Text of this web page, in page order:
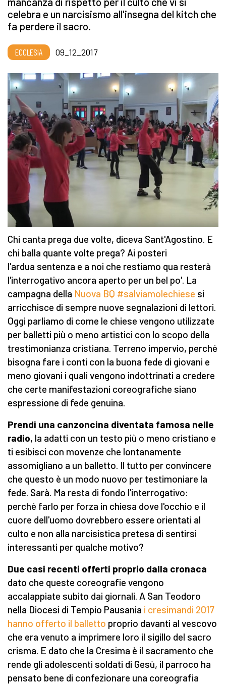
celebra e un narcisismo all'insegna del kitch che
fa perdere il sacro.
ECCLESIA 09_12_2017
Chi canta prega due volte, diceva Sant'Agostino. E
chi balla quante volte prega? Ai posteri
l'ardua sentenza e a noi che restiamo qua resterà
l'interrogativo ancora aperto per un bel po'. La
campagna della Nuova BQ #salviamolechiese si
arricchisce di sempre nuove segnalazioni di lettori.
Oggi parliamo di come le chiese vengono utilizzate
per balletti più o meno artistici con lo scopo della
trestimonianza cristiana. Terreno impervio, perché
bisogna fare i conti con la buona fede di giovani e
meno giovani i quali vengono indottrinati a credere
che certe manifestazioni coreografiche siano
espressione di fede genuina.
Prendi una canzoncina diventata famosa nelle
radio, la adatti con un testo più o meno cristiano e
ti esibisci con movenze che lontanamente
assomigliano a un balletto. Il tutto per convincere
che questo è un modo nuovo per testimoniare la
fede. Sarà. Ma resta di fondo l'interrogativo:
perché farlo per forza in chiesa dove l'occhio e il
cuore dell'uomo dovrebbero essere orientati al
culto e non alla narcisistica pretesa di sentirsi
interessanti per qualche motivo?
Due casi recenti offerti proprio dalla cronaca
dato che queste coreografie vengono
accalappiate subito dai giornali. A San Teodoro
nella Diocesi di Tempio Pausania i cresimandi 2017
hanno offerto il balletto proprio davanti al vescovo
che era venuto a imprimere loro il sigillo del sacro
crisma. E dato che la Cresima è il sacramento che
rende gli adolescenti soldati di Gesù, il parroco ha
pensato bene di confezionare una coreografia